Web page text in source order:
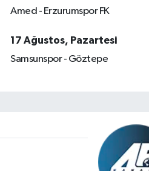
Amed - Erzurumspor FK
17 Ağustos, Pazartesi
Samsunspor - Göztepe